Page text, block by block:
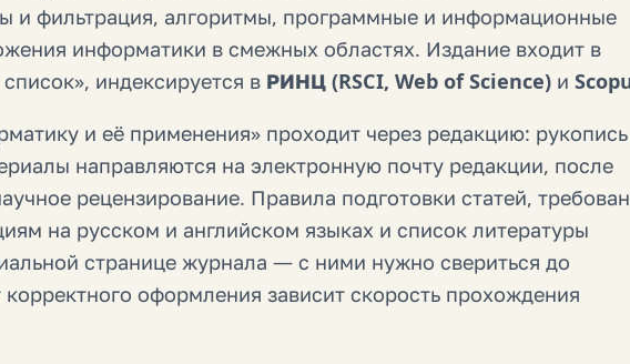
и фильтрация, алгоритмы, программные и информационные
информатики в смежных областях. Издание входит в
индексируется в РИНЦ (RSCI, Web of Science) и
и её применения» проходит через редакцию:
направляются на электронную почту редакции, после
рецензирование. Правила подготовки статей,
на русском и английском языках и список литературы
странице журнала — с ними нужно свериться до
корректного оформления зависит скорость прохождения